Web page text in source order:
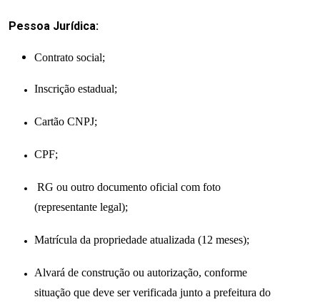
Pessoa Jurídica:
Contrato social;
Inscrição estadual;
Cartão CNPJ;
CPF;
RG ou outro documento oficial com foto
(representante legal);
Matrícula da propriedade atualizada (12 meses);
Alvará de construção ou autorização, conforme
situação que deve ser verificada junto a prefeitura do